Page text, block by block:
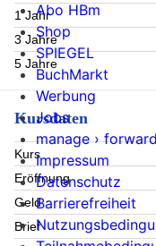
1 Jahr
3 Jahre
5 Jahre
Kursdaten
Kurs
Eröffnung
Geld
Brief
Abo HBm
Shop
SPIEGEL
BuchMarkt
Werbung
Jobs
manage ›
Impressum
Datenschutz
Barrierefreiheit